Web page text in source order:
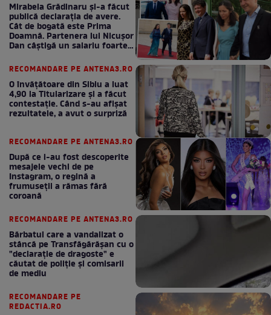
Mirabela Grădinaru și-a făcut
publică declarația de avere.
Cât de bogată este Prima
Doamnă. Partenera lui Nicușor
Dan câștigă un salariu foarte
RECOMANDARE PE ANTENA3.RO
O învățătoare din Sibiu a luat
4,90 la Titularizare și a făcut
contestație. Când s-au afișat
rezultatele, a avut o surpriză
RECOMANDARE PE ANTENA3.RO
După ce i-au fost descoperite
mesajele vechi de pe
Instagram, o regină a
frumuseții a rămas fără
coroană
RECOMANDARE PE ANTENA3.RO
Bărbatul care a vandalizat o
stâncă pe Transfăgărășan cu o
"declaraţie de dragoste" e
căutat de poliție și comisarii
de mediu
RECOMANDARE PE
REDACTIA.RO